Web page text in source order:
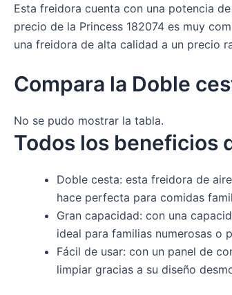
Esta freidora cuenta con una potencia
precio de la Princess 182074 es muy
una freidora de alta calidad a un precio
Compara la Doble
No se pudo mostrar la tabla.
Todos los beneficios
Doble cesta: esta freidora de
hace perfecta para comidas
Gran capacidad: con una
ideal para familias numerosas o
Fácil de usar: con un panel de
limpiar gracias a su diseño